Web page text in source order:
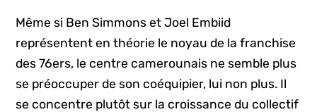
Même si Ben Simmons et Joel Embiid
représentent en théorie le noyau de la franchise
des 76ers, le centre camerounais ne semble plus
se préoccuper de son coéquipier, lui non plus. Il
se concentre plutôt sur la croissance du collectif